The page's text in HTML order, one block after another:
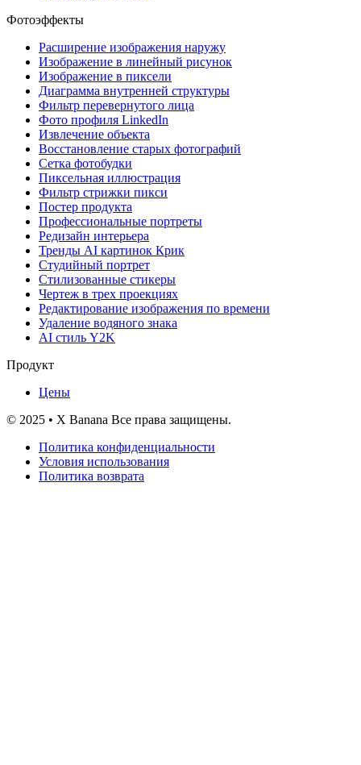
Фотоэффекты
Расширение изображения наружу
Изображение в линейный рисунок
Изображение в пиксели
Диаграмма внутренней структуры
Фильтр перевернутого лица
Фото профиля LinkedIn
Извлечение объекта
Восстановление старых фотографий
Сетка фотобудки
Пиксельная иллюстрация
Фильтр стрижки пикси
Постер продукта
Профессиональные портреты
Редизайн интерьера
Тренды AI картинок Крик
Студийный портрет
Стилизованные стикеры
Чертеж в трех проекциях
Редактирование изображения по времени
Удаление водяного знака
AI стиль Y2K
Продукт
Цены
© 2025 • X Banana Все права защищены.
Политика конфиденциальности
Условия использования
Политика возврата